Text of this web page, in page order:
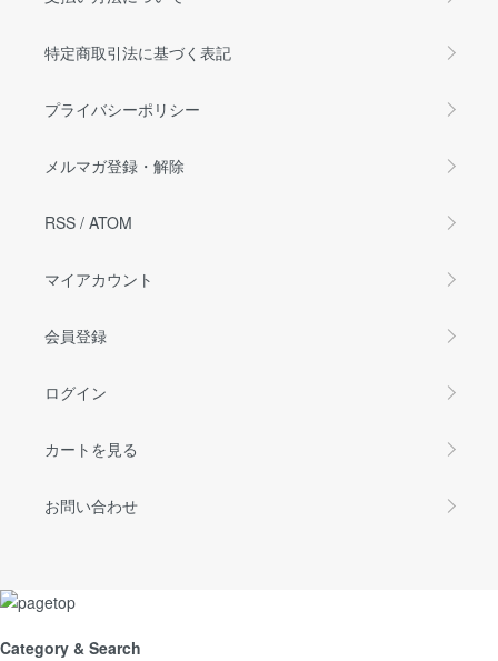
特定商取引法に基づく表記
プライバシーポリシー
メルマガ登録・解除
RSS / ATOM
マイアカウント
会員登録
ログイン
カートを見る
お問い合わせ
Category & Search